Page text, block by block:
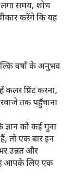
समय, शोध
करेंगे कि यह
वर्षों के अनुभव
कलर प्रिंट करना,
तक पहुँचाना
को कई गुना
तो एक बार इन
उन्नत और
आपके लिए एक